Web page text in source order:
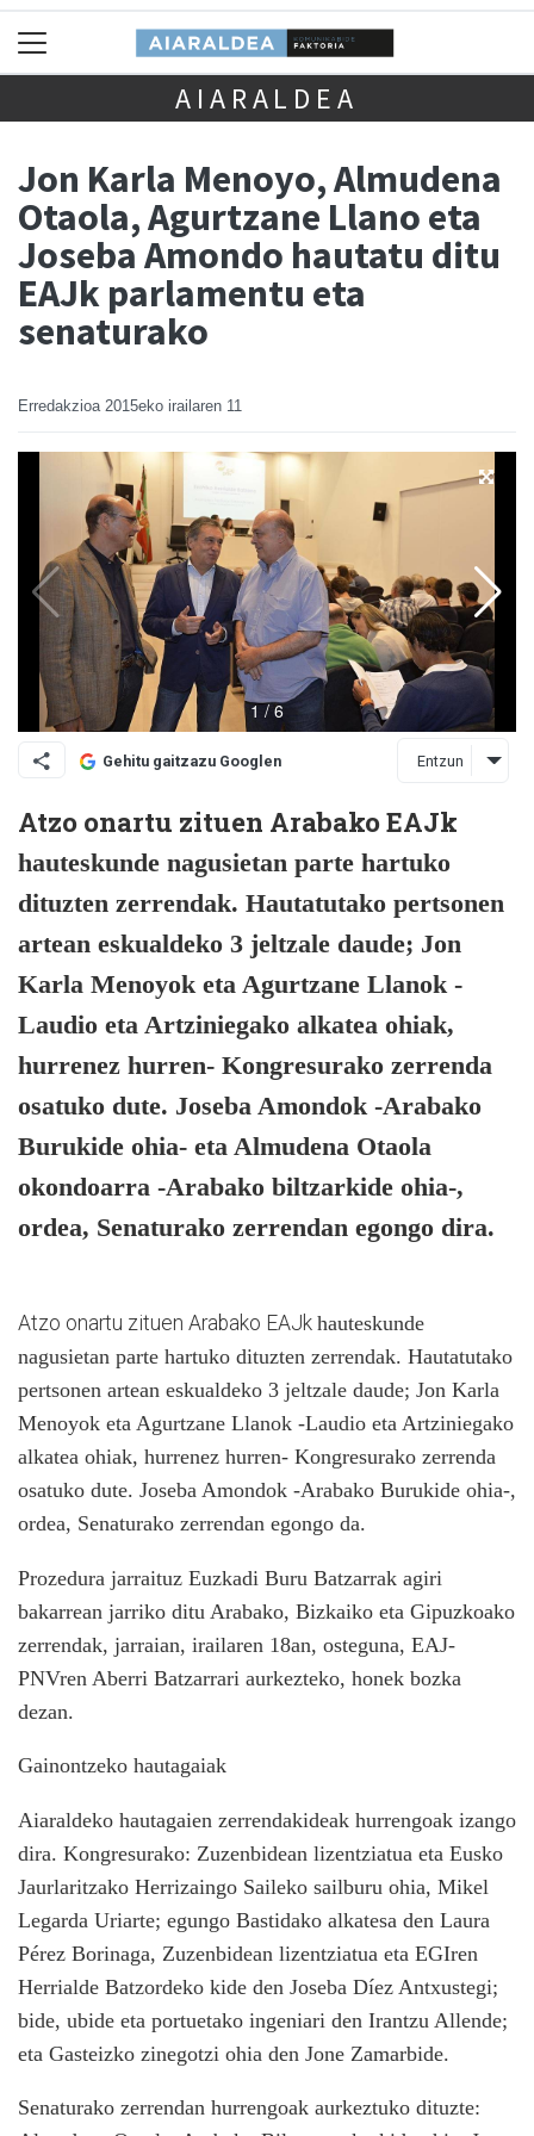
AIARALDEA
Jon Karla Menoyo, Almudena
Otaola, Agurtzane Llano eta
Joseba Amondo hautatu ditu
EAJk parlamentu eta
senaturako
Erredakzioa 2015eko irailaren 11
Gehitu gaitzazu Googlen Entzun
Atzo onartu zituen Arabako EAJk
hauteskunde nagusietan parte hartuko
dituzten zerrendak. Hautatutako pertsonen
artean eskualdeko 3 jeltzale daude; Jon
Karla Menoyok eta Agurtzane Llanok -
Laudio eta Artziniegako alkatea ohiak,
hurrenez hurren- Kongresurako zerrenda
osatuko dute. Joseba Amondok -Arabako
Burukide ohia- eta Almudena Otaola
okondoarra -Arabako biltzarkide ohia-,
ordea, Senaturako zerrendan egongo dira.
Atzo onartu zituen Arabako EAJk hauteskunde
nagusietan parte hartuko dituzten zerrendak. Hautatutako
pertsonen artean eskualdeko 3 jeltzale daude; Jon Karla
Menoyok eta Agurtzane Llanok -Laudio eta Artziniegako
alkatea ohiak, hurrenez hurren- Kongresurako zerrenda
osatuko dute. Joseba Amondok -Arabako Burukide ohia-,
ordea, Senaturako zerrendan egongo da.
Prozedura jarraituz Euzkadi Buru Batzarrak agiri
bakarrean jarriko ditu Arabako, Bizkaiko eta Gipuzkoako
zerrendak, jarraian, irailaren 18an, osteguna, EAJ-
PNVren Aberri Batzarrari aurkezteko, honek bozka
dezan.
Gainontzeko hautagaiak
Aiaraldeko hautagaien zerrendakideak hurrengoak izango
dira. Kongresurako: Zuzenbidean lizentziatua eta Eusko
Jaurlaritzako Herrizaingo Saileko sailburu ohia, Mikel
Legarda Uriarte; egungo Bastidako alkatesa den Laura
Pérez Borinaga, Zuzenbidean lizentziatua eta EGIren
Herrialde Batzordeko kide den Joseba Díez Antxustegi;
bide, ubide eta portuetako ingeniari den Irantzu Allende;
eta Gasteizko zinegotzi ohia den Jone Zamarbide.
Senaturako zerrendan hurrengoak aurkeztuko dituzte: